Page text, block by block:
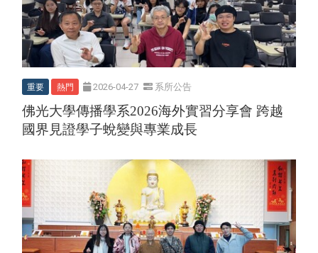
重要 熱門 2026-04-27 系所公告
佛光大學傳播學系2026海外實習分享會 跨越
國界見證學子蛻變與專業成長